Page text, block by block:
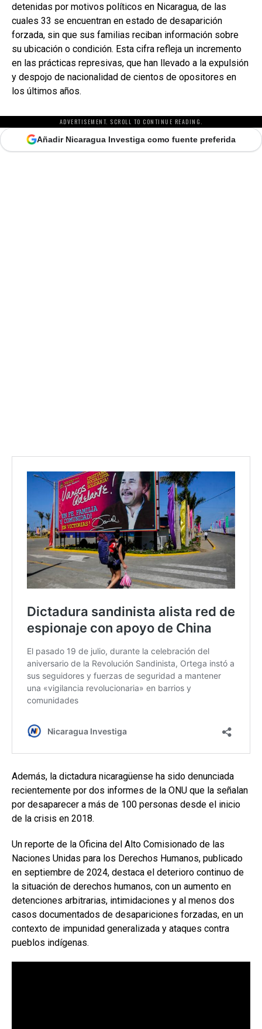
detenidas por motivos políticos en Nicaragua, de las
cuales 33 se encuentran en estado de desaparición
forzada, sin que sus familias reciban información sobre
su ubicación o condición. Esta cifra refleja un incremento
en las prácticas represivas, que han llevado a la expulsión
y despojo de nacionalidad de cientos de opositores en
los últimos años.
ADVERTISEMENT. SCROLL TO CONTINUE READING.
Añadir Nicaragua Investiga como fuente preferida
Además, la dictadura nicaragüense ha sido denunciada
recientemente por dos informes de la ONU que la señalan
por desaparecer a más de 100 personas desde el inicio
de la crisis en 2018.
Un reporte de la Oficina del Alto Comisionado de las
Naciones Unidas para los Derechos Humanos, publicado
en septiembre de 2024, destaca el deterioro continuo de
la situación de derechos humanos, con un aumento en
detenciones arbitrarias, intimidaciones y al menos dos
casos documentados de desapariciones forzadas, en un
contexto de impunidad generalizada y ataques contra
pueblos indígenas.